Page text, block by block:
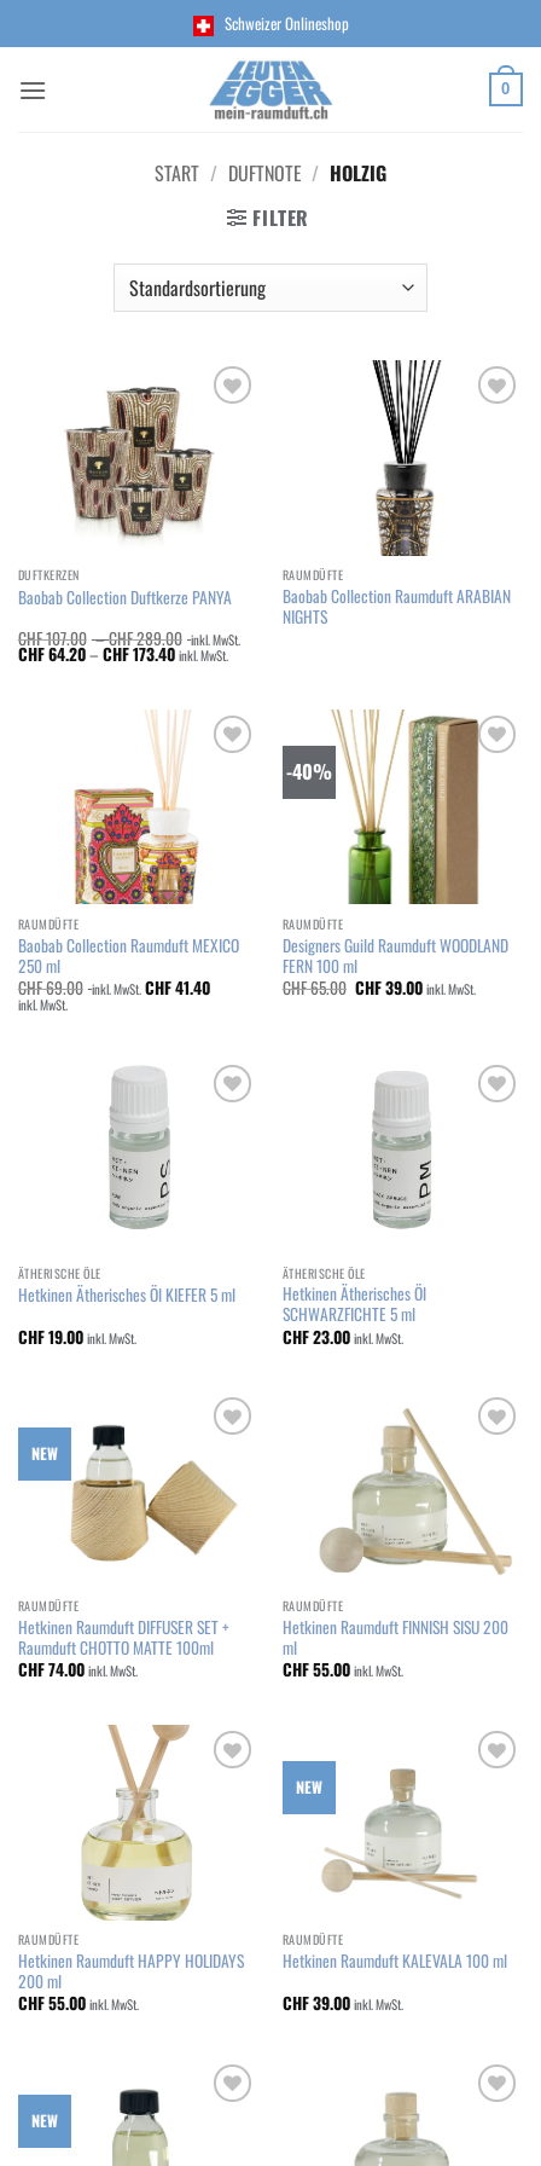
Inhalt
Schweizer Onlineshop
0
START / DUFTNOTE / HOLZIG
FILTER
DUFTKERZEN
Baobab Collection Duftkerze PANYA
CHF107.00 –CHF289.00 Preisspanne:
CHF 107.00
bis
inkl. MwSt.
CHF64.20– CHF173.40Preisspanne:
CHF 64.20
inkl. MwSt.
RAUMDÜFTE
Baobab Collection Raumduft ARABIAN
NIGHTS
RAUMDÜFTE
Baobab Collection Raumduft MEXICO
250 ml
CHF69.00 inkl. MwSt.CHF41.40
inkl. MwSt.
-40%
RAUMDÜFTE
Designers Guild Raumduft WOODLAND
FERN 100 ml
CHF65.00 Ursprünglicher
Preis
CHF39.00Aktueller
Preis
inkl. MwSt.
ÄTHERISCHE ÖLE
Hetkinen Ätherisches Öl KIEFER 5 ml
CHF19.00 inkl. MwSt.
ÄTHERISCHE ÖLE
Hetkinen Ätherisches Öl
SCHWARZFICHTE 5 ml
CHF23.00 inkl. MwSt.
NEW
RAUMDÜFTE
Hetkinen Raumduft DIFFUSER SET +
Raumduft CHOTTO MATTE 100ml
CHF74.00 inkl. MwSt.
RAUMDÜFTE
Hetkinen Raumduft FINNISH SISU 200
ml
CHF55.00 inkl. MwSt.
RAUMDÜFTE
Hetkinen Raumduft HAPPY HOLIDAYS
200 ml
CHF55.00 inkl. MwSt.
NEW
RAUMDÜFTE
Hetkinen Raumduft KALEVALA 100 ml
CHF39.00 inkl. MwSt.
NEW